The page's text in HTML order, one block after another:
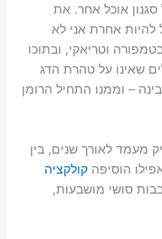
אוכל אחר. את
להיות אחרת אני לא
וטריאקי, ובתוכו
שאינו על טהרת הדג
– וממנו התחיל הרומן
מעמד לאורך שנים, בין
הוסיפהקולקציה
סושי מושבעות,